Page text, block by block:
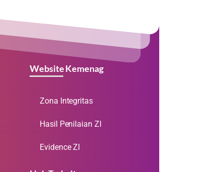
Website Kemenag
Zona Integritas
Hasil Penilaian ZI
Evidence ZI